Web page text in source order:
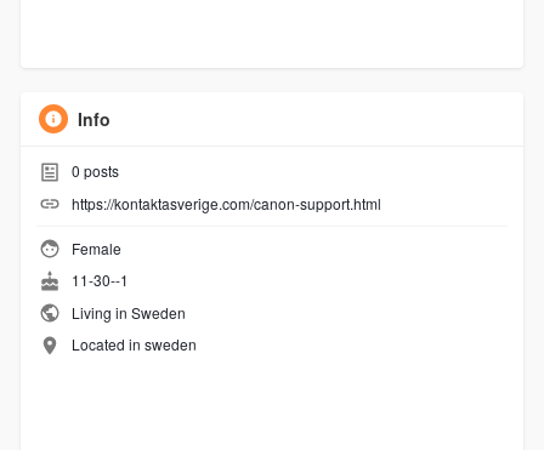
Info
0 posts
https://kontaktasverige.com/canon-support.html
Female
11-30--1
Living in Sweden
Located in sweden